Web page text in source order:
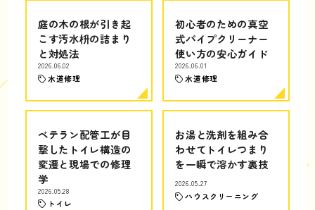
庭の木の根が引き起
こす汚水枡の詰まり
と対処法
2026.06.02
水道修理
初心者のための真空
式パイプクリーナー
使い方の安心ガイド
2026.06.01
水道修理
ベテラン配管工が目
撃したトイレ構造の
変遷と現場での修理
学
2026.05.28
トイレ
お湯と洗剤を組み合
わせてトイレつまり
を一瞬で溶かす裏技
2026.05.27
ハウスクリーニング